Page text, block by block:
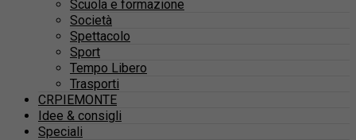
Scuola e formazione
Società
Spettacolo
Sport
Tempo Libero
Trasporti
CRPIEMONTE
Idee & consigli
Speciali